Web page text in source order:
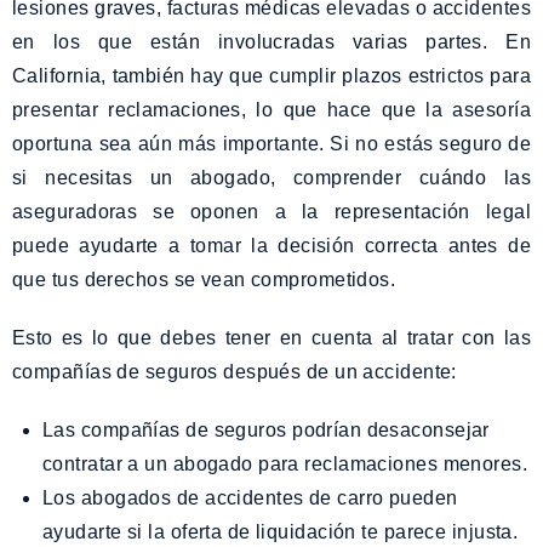
lesiones graves, facturas médicas elevadas o accidentes
en los que están involucradas varias partes. En
California, también hay que cumplir plazos estrictos para
presentar reclamaciones, lo que hace que la asesoría
oportuna sea aún más importante. Si no estás seguro de
si necesitas un abogado, comprender cuándo las
aseguradoras se oponen a la representación legal
puede ayudarte a tomar la decisión correcta antes de
que tus derechos se vean comprometidos.
Esto es lo que debes tener en cuenta al tratar con las
compañías de seguros después de un accidente:
Las compañías de seguros podrían desaconsejar
contratar a un abogado para reclamaciones menores.
Los abogados de accidentes de carro pueden
ayudarte si la oferta de liquidación te parece injusta.